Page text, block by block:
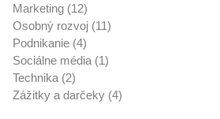
Marketing (12)
Osobný rozvoj (11)
Podnikanie (4)
Sociálne média (1)
Technika (2)
Zážitky a darčeky (4)